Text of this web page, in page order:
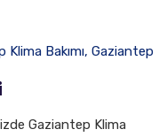
Gaziantep Klima